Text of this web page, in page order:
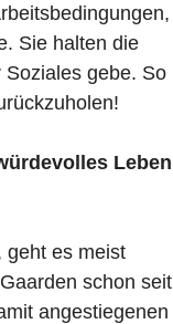
Sie halten die
gebe. So
Leben
geht es meist
schon seit
angestiegenen